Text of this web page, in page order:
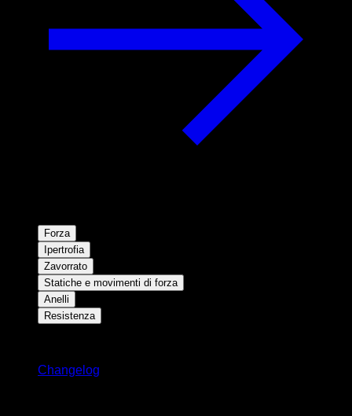
Forza
Ipertrofia
Zavorrato
Statiche e movimenti di forza
Anelli
Resistenza
Changelog